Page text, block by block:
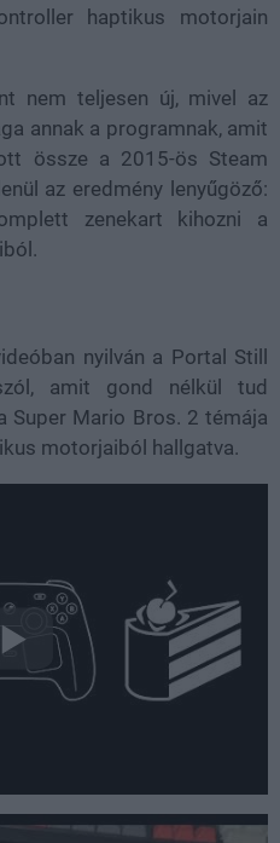
haptikus motorjain
nem teljesen új, mivel az
annak a programnak, amit
össze a 2015-ös Steam
az eredmény lenyűgöző:
zenekart kihozni a
nyilván a Portal Still
amit gond nélkül tud
Super Mario Bros. 2 témája
motorjaiból hallgatva.